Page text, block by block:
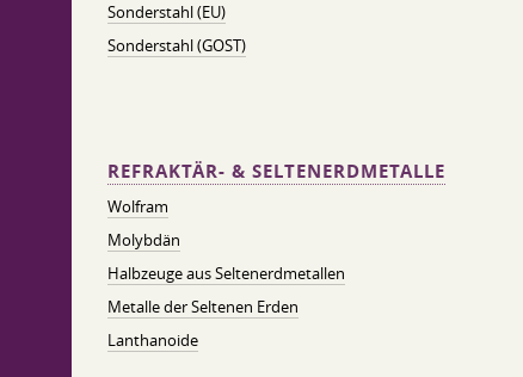
Sonderstahl (EU)
Sonderstahl (GOST)
REFRAKTÄR- & SELTENERDMETALLE
Wolfram
Molybdän
Halbzeuge aus Seltenerdmetallen
Metalle der Seltenen Erden
Lanthanoide